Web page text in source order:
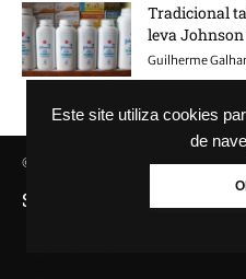
Este site utiliza cookies
de
Tradicional
leva Johnson
Guilherme
© Agência GBC. Aqui tem notícia.
SAIBA MAIS SOBRE A